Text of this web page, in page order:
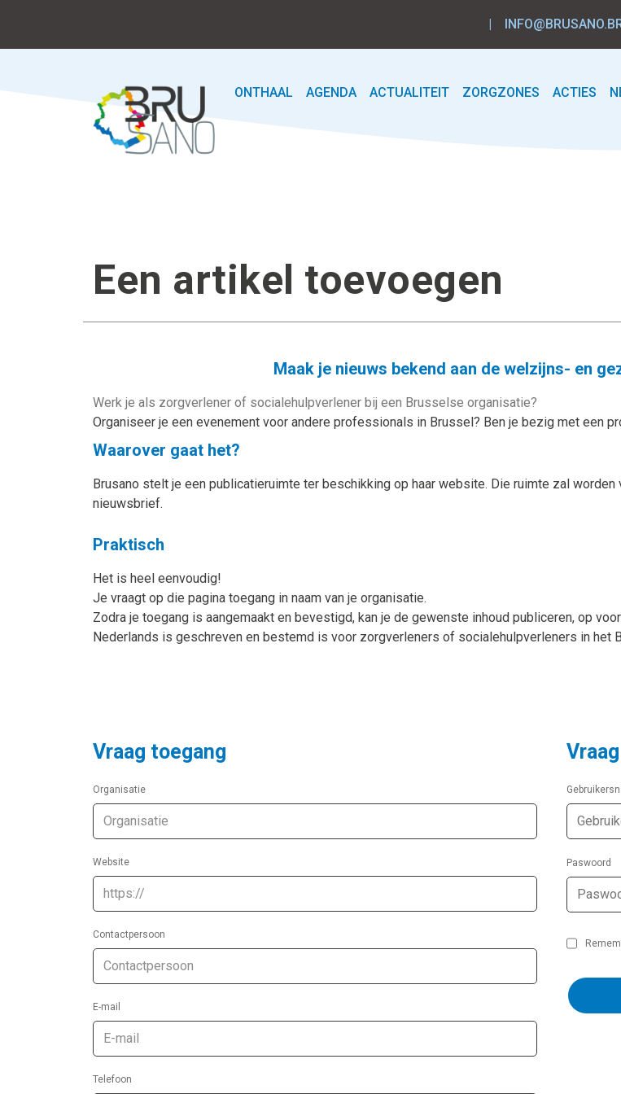
|
ONTHAAL AGENDA ACTUALITEIT ZORGZONES ACTIES
Een artikel toevoegen
Maak je nieuws bekend aan de welzijns- en
Werk je als zorgverlener of socialehulpverlener bij een Brusselse organisatie?
Organiseer je een evenement voor andere professionals in Brussel? Ben je bezig met een
Waarover gaat het?
Brusano stelt je een publicatieruimte ter beschikking op haar website. Die ruimte zal
nieuwsbrief.
Praktisch
Het is heel eenvoudig!
Je vraagt op die pagina toegang in naam van je organisatie.
Zodra je toegang is aangemaakt en bevestigd, kan je de gewenste inhoud publiceren, op
Nederlands is geschreven en bestemd is voor zorgverleners of socialehulpverleners in het
Vraag toegang
Organisatie
Website
Contactpersoon
E-mail
Telefoon
Paswoord